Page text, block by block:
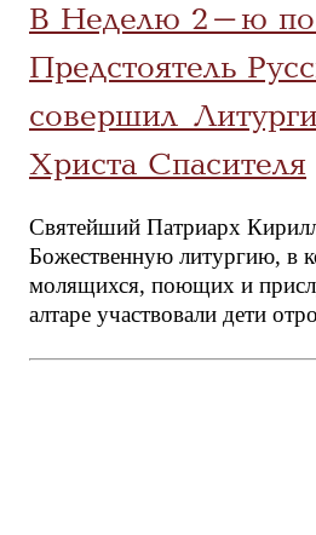
В Неделю 2-ю по
Предстоятель
совершил
Христа Спасителя
Святейший Патриарх
Божественную литургию, в
молящихся, поющих и
алтаре участвовали дети